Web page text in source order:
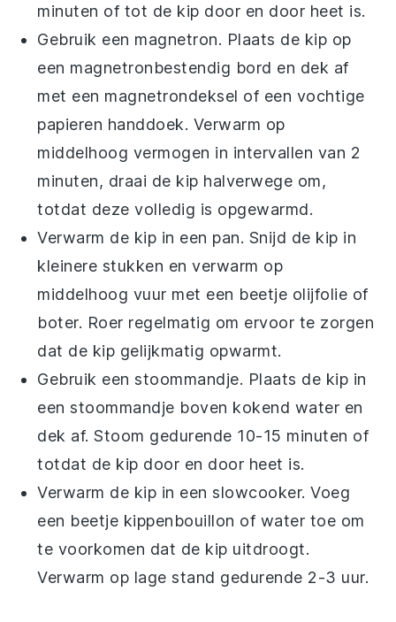
minuten of tot de kip door en door heet is.
Gebruik een magnetron. Plaats de kip op
een magnetronbestendig bord en dek af
met een magnetrondeksel of een vochtige
papieren handdoek. Verwarm op
middelhoog vermogen in intervallen van 2
minuten, draai de kip halverwege om,
totdat deze volledig is opgewarmd.
Verwarm de kip in een pan. Snijd de kip in
kleinere stukken en verwarm op
middelhoog vuur met een beetje olijfolie of
boter. Roer regelmatig om ervoor te zorgen
dat de kip gelijkmatig opwarmt.
Gebruik een stoommandje. Plaats de kip in
een stoommandje boven kokend water en
dek af. Stoom gedurende 10-15 minuten of
totdat de kip door en door heet is.
Verwarm de kip in een slowcooker. Voeg
een beetje kippenbouillon of water toe om
te voorkomen dat de kip uitdroogt.
Verwarm op lage stand gedurende 2-3 uur.